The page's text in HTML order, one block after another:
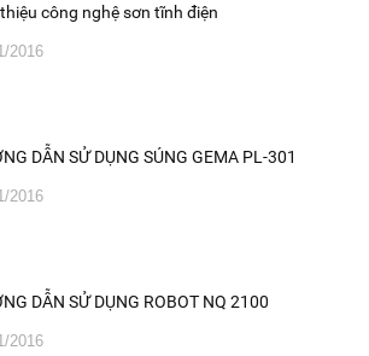
công nghệ sơn tĩnh điện
2016
DẪN SỬ DỤNG SÚNG GEMA PL-301
2016
DẪN SỬ DỤNG ROBOT NQ 2100
2016